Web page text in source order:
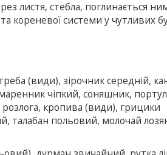
листя, стебла, поглинається
кореневої системи у чутливих
(види), зірочник середній,
чіпкий, соняшник,
кропива (види), грицики
талабан польовий, молочай